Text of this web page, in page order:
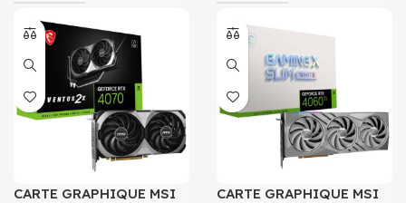
CARTE GRAPHIQUE MSI
CARTE GRAPHIQUE MSI